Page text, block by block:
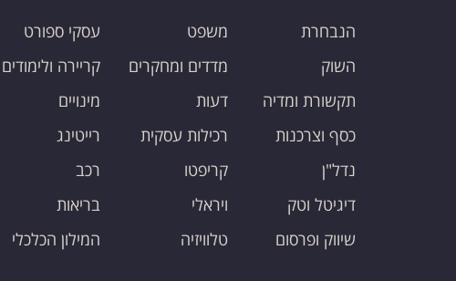
הנבחרת
השוק
תקשורת ומדיה
כסף וצרכנות
נדל"ן
דיגיטל וטק
שיווק ופרסום
משפט
מדדים ומחקרים
דעות
רכילות עסקית
קריפטו
ויראלי
טלוויזיה
עסקי ספורט
קריירה ולימודים
מינויים
רייטינג
רכב
בריאות
המילון הכלכלי